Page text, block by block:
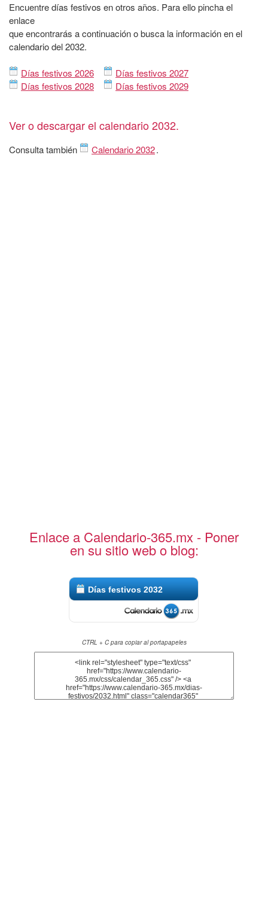
Encuentre días festivos en otros años. Para ello pincha el
enlace
que encontrarás a continuación o busca la información en el
calendario del 2032.
Días festivos 2026
Días festivos 2027
Días festivos 2028
Días festivos 2029
Ver o descargar el calendario 2032.
Consulta también Calendario 2032.
Enlace a Calendario-365.mx - Poner
en su sitio web o blog:
Días festivos 2032
CTRL + C para copiar al portapapeles